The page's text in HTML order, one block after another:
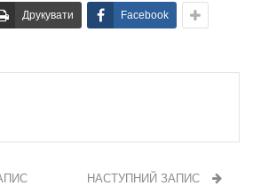
Друкувати Facebook
НАСТУПНИЙ ЗАПИС